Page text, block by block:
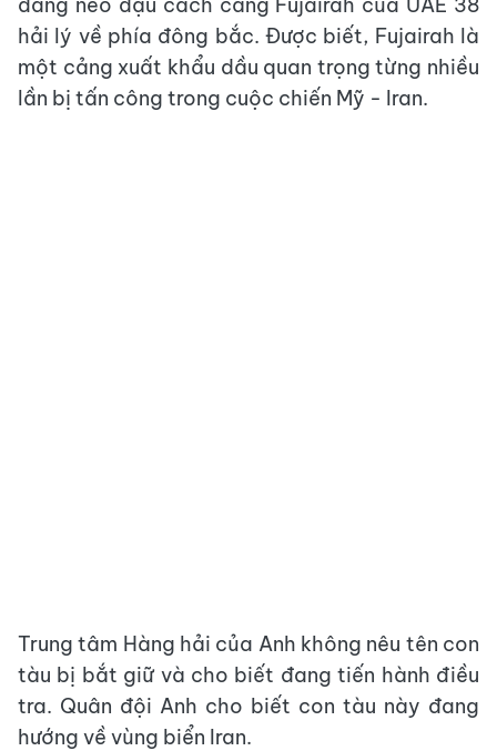
hải lý về phía đông bắc. Được biết, Fujairah là
một cảng xuất khẩu dầu quan trọng từng nhiều
lần bị tấn công trong cuộc chiến Mỹ - Iran.
Trung tâm Hàng hải của Anh không nêu tên con
tàu bị bắt giữ và cho biết đang tiến hành điều
tra. Quân đội Anh cho biết con tàu này đang
hướng về vùng biển Iran.